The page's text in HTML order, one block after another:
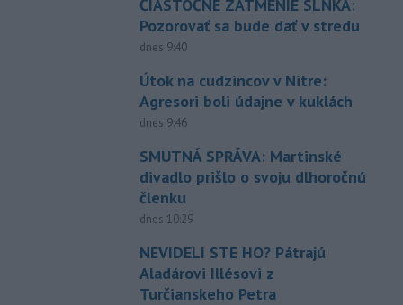
ČIASTOČNÉ ZATMENIE SLNKA:
Pozorovať sa bude dať v stredu
dnes 9:40
Útok na cudzincov v Nitre:
Agresori boli údajne v kuklách
dnes 9:46
SMUTNÁ SPRÁVA: Martinské
divadlo prišlo o svoju dlhoročnú
členku
dnes 10:29
NEVIDELI STE HO? Pátrajú
Aladárovi Illésovi z
Turčianskeho Petra